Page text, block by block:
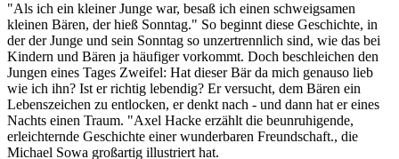
"Als ich ein kleiner Junge war, besaß ich einen schweigsamen
kleinen Bären, der hieß Sonntag." So beginnt diese Geschichte, in
der der Junge und sein Sonntag so unzertrennlich sind, wie das bei
Kindern und Bären ja häufiger vorkommt. Doch beschleichen den
Jungen eines Tages Zweifel: Hat dieser Bär da mich genauso lieb
wie ich ihn? Ist er richtig lebendig? Er versucht, dem Bären ein
Lebenszeichen zu entlocken, er denkt nach - und dann hat er eines
Nachts einen Traum. "Axel Hacke erzählt die beunruhigende,
erleichternde Geschichte einer wunderbaren Freundschaft., die
Michael Sowa großartig illustriert hat.